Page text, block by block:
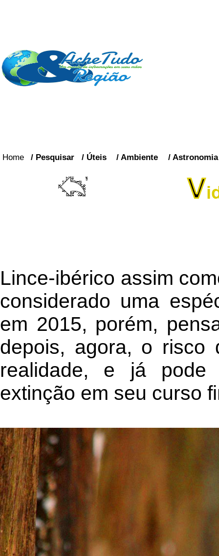
Home / Pesquisar / Úteis / Ambiente / Astronomia
Lince-ibérico assim
considerado uma
em 2015, porém,
depois, agora, o risco
realidade, e já
extinção em seu curso